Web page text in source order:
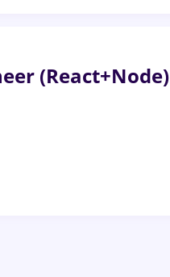
(React+Node)